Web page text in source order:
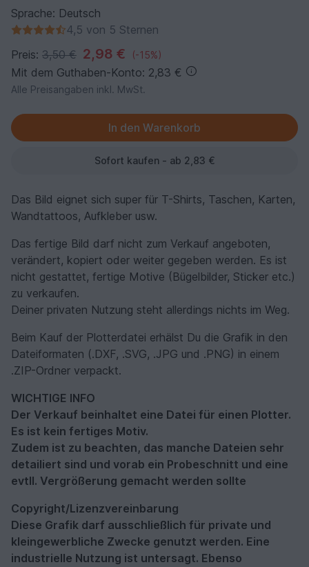
Sprache: Deutsch
4,5 von 5 Sternen
Preis: 3,50 € 2,98 € (-15%)
Mit dem Guthaben-Konto: 2,83 €
Alle Preisangaben inkl. MwSt.
Sofort kaufen - ab 2,83 €
Das Bild eignet sich super für T-Shirts, Taschen, Karten,
Wandtattoos, Aufkleber usw.
Das fertige Bild darf nicht zum Verkauf angeboten,
verändert, kopiert oder weiter gegeben werden. Es ist
nicht gestattet, fertige Motive (Bügelbilder, Sticker etc.)
zu verkaufen.
Deiner privaten Nutzung steht allerdings nichts im Weg.
Beim Kauf der Plotterdatei erhälst Du die Grafik in den
Dateiformaten (.DXF, .SVG, .JPG und .PNG) in einem
.ZIP-Ordner verpackt.
WICHTIGE INFO
Der Verkauf beinhaltet eine Datei für einen Plotter.
Es ist kein fertiges Motiv.
Zudem ist zu beachten, das manche Dateien sehr
detailiert sind und vorab ein Probeschnitt und eine
evtll. Vergrößerung gemacht werden sollte
Copyright/Lizenzvereinbarung
Diese Grafik darf ausschließlich für private und
kleingewerbliche Zwecke genutzt werden. Eine
industrielle Nutzung ist untersagt. Ebenso